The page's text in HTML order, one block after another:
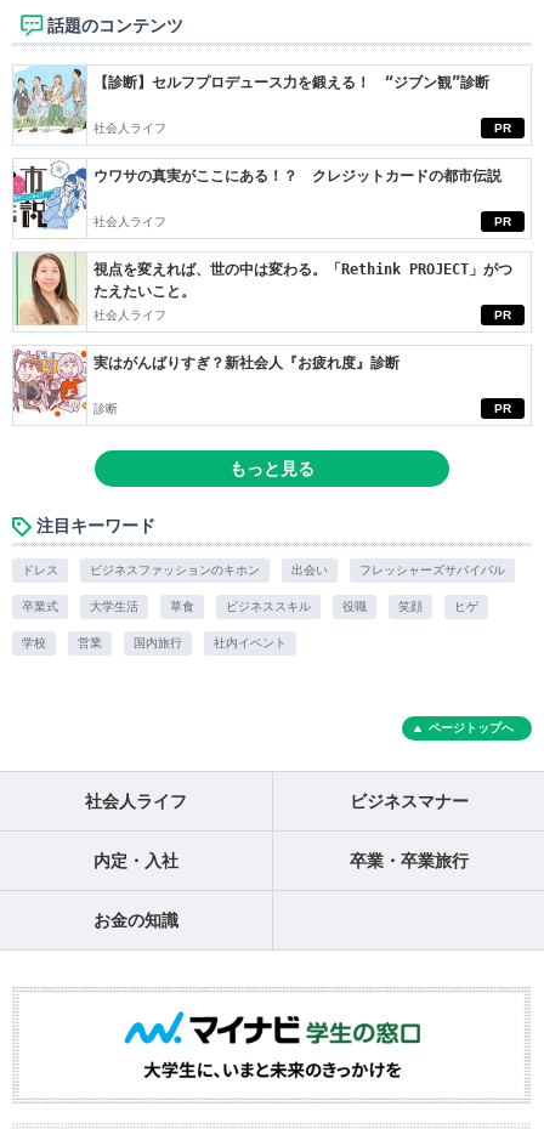
話題のコンテンツ
PR
【診断】セルフプロデュース力を鍛える！ “ジブン観”診断
社会人ライフ
PR
ウワサの真実がここにある！？ クレジットカードの都市伝説
社会人ライフ
PR
視点を変えれば、世の中は変わる。「Rethink PROJECT」がつ
たえたいこと。
社会人ライフ
PR
実はがんばりすぎ？新社会人『お疲れ度』診断
診断
もっと見る
注目キーワード
ドレス ビジネスファッションのキホン 出会い フレッシャーズサバイバル
卒業式 大学生活 草食 ビジネススキル 役職 笑顔 ヒゲ
学校 営業 国内旅行 社内イベント
ページトップへ
社会人ライフ ビジネスマナー
内定・入社 卒業・卒業旅行
お金の知識